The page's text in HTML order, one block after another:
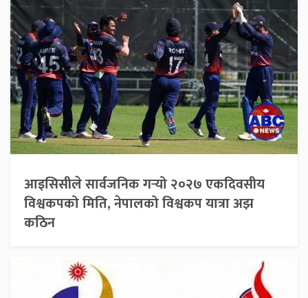
आइसिसीले सार्वजनिक गर्‍यो २०२७ एकदिवसीय
विश्वकपको मिति, नेपालको विश्वकप यात्रा अझ
कठिन